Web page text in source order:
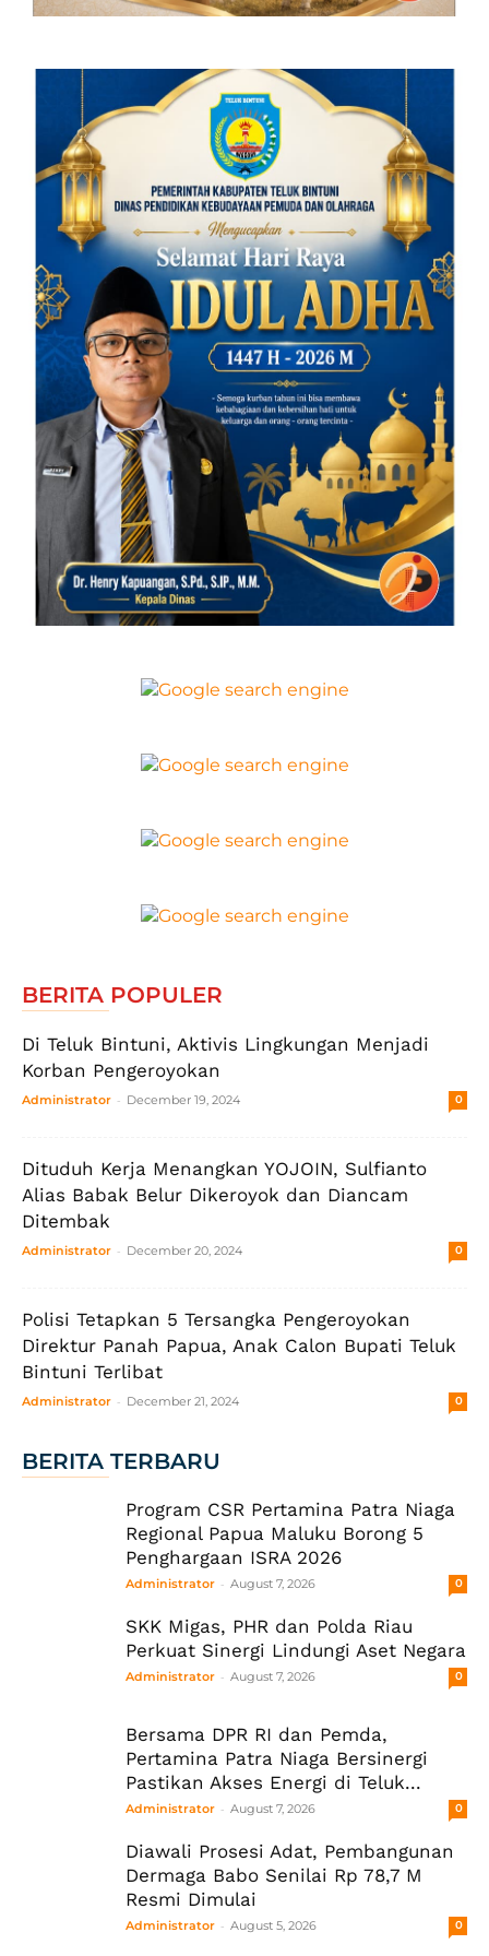
BERITA POPULER
Di Teluk Bintuni, Aktivis Lingkungan Menjadi
Korban Pengeroyokan
Administrator - December 19, 2024 0
Dituduh Kerja Menangkan YOJOIN, Sulfianto
Alias Babak Belur Dikeroyok dan Diancam
Ditembak
Administrator - December 20, 2024 0
Polisi Tetapkan 5 Tersangka Pengeroyokan
Direktur Panah Papua, Anak Calon Bupati Teluk
Bintuni Terlibat
Administrator - December 21, 2024 0
BERITA TERBARU
Program CSR Pertamina Patra Niaga
Regional Papua Maluku Borong 5
Penghargaan ISRA 2026
Administrator - August 7, 2026 0
SKK Migas, PHR dan Polda Riau
Perkuat Sinergi Lindungi Aset Negara
Administrator - August 7, 2026 0
Bersama DPR RI dan Pemda,
Pertamina Patra Niaga Bersinergi
Pastikan Akses Energi di Teluk...
Administrator - August 7, 2026 0
Diawali Prosesi Adat, Pembangunan
Dermaga Babo Senilai Rp 78,7 M
Resmi Dimulai
Administrator - August 5, 2026 0